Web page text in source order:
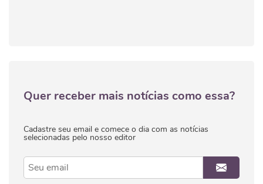
Quer receber mais notícias como essa?
Cadastre seu email e comece o dia com as notícias
selecionadas pelo nosso editor